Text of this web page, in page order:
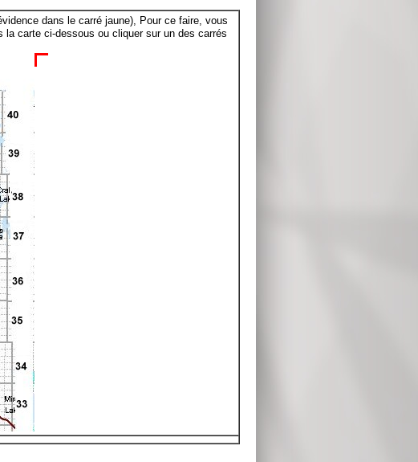
dans le carré jaune), Pour ce faire, vous
carte ci-dessous ou cliquer sur un des carrés